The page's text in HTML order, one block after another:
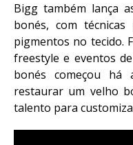
Bigg também lança
bonés, com
pigmentos no tecido.
freestyle e eventos
bonés começou há
restaurar um velho
talento para